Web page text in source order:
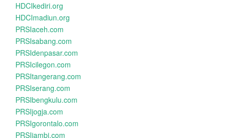
HDCIkediri.org
HDCImadiun.org
PRSIaceh.com
PRSIsabang.com
PRSIdenpasar.com
PRSIcilegon.com
PRSItangerang.com
PRSIserang.com
PRSIbengkulu.com
PRSIjogja.com
PRSIgorontalo.com
PRSIjambi.com